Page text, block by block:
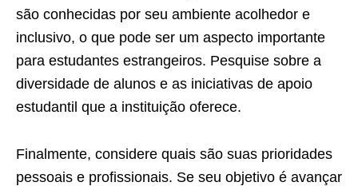
são conhecidas por seu ambiente acolhedor e
inclusivo, o que pode ser um aspecto importante
para estudantes estrangeiros. Pesquise sobre a
diversidade de alunos e as iniciativas de apoio
estudantil que a instituição oferece.
Finalmente, considere quais são suas prioridades
pessoais e profissionais. Se seu objetivo é avançar